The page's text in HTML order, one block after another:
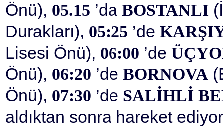
Önü), 05.15 ’da BOSTANLI
Durakları), 05:25 ’de
Lisesi Önü), 06:00 ’de
Önü), 06:20 ’de BORNOVA
Önü), 07:30 ’de SALİHLİ
aldıktan sonra hareket